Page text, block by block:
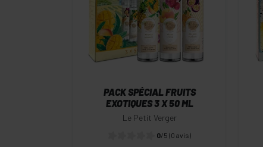
- +
Commander
PACK SPÉCIAL FRUITS
EXOTIQUES 3 X 50 ML
Le Petit Verger
0/5 (0 avis)